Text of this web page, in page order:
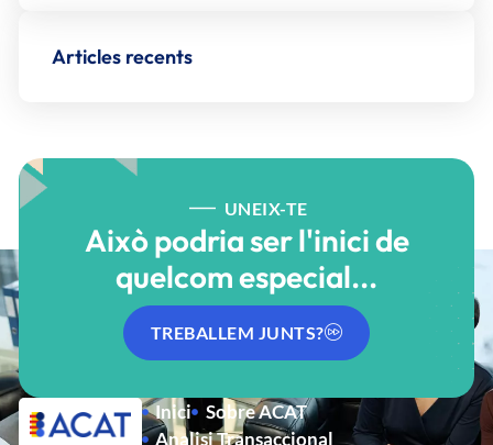
Articles recents
UNEIX-TE
Això podria ser l'inici de
quelcom especial...
TREBALLEM JUNTS?
Inici
Sobre ACAT
Analisi Transaccional